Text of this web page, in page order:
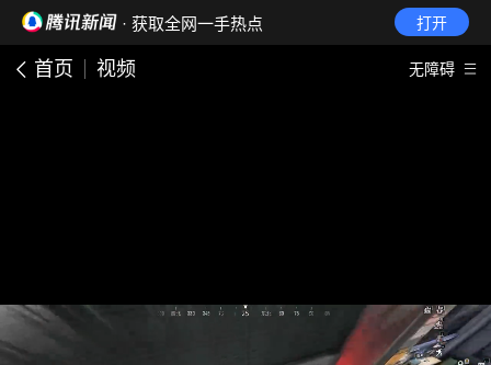
· 获取全网一手热点 打开
首页 视频 无障碍